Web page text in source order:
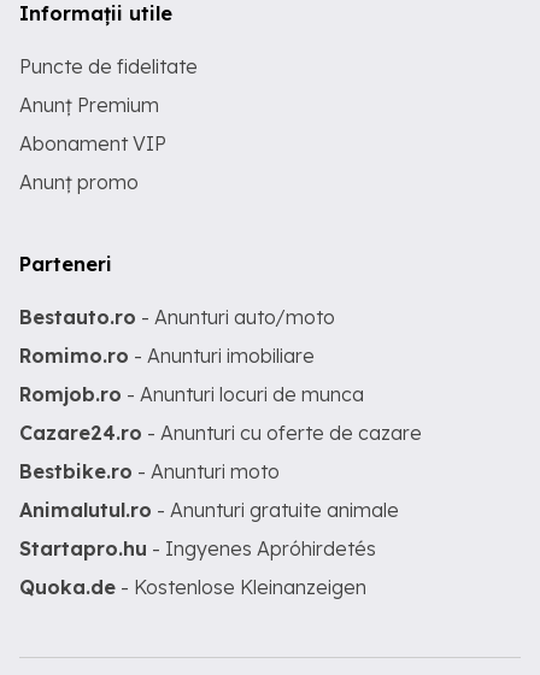
Informații utile
Puncte de fidelitate
Anunț Premium
Abonament VIP
Anunț promo
Parteneri
Bestauto.ro - Anunturi auto/moto
Romimo.ro - Anunturi imobiliare
Romjob.ro - Anunturi locuri de munca
Cazare24.ro - Anunturi cu oferte de cazare
Bestbike.ro - Anunturi moto
Animalutul.ro - Anunturi gratuite animale
Startapro.hu - Ingyenes Apróhirdetés
Quoka.de - Kostenlose Kleinanzeigen